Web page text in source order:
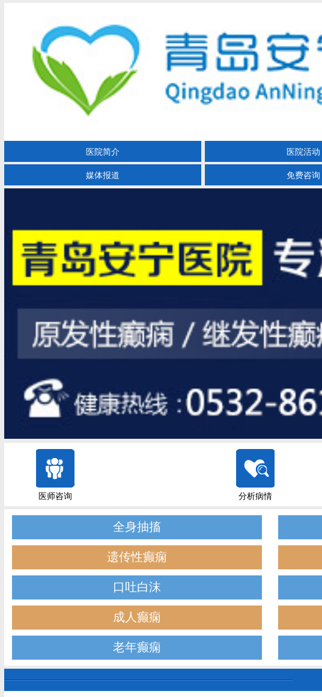
医院简介 医院活动
媒体报道 免费咨询
医师咨询 分析病情
全身抽搐
遗传性癫痫
口吐白沫
成人癫痫
老年癫痫